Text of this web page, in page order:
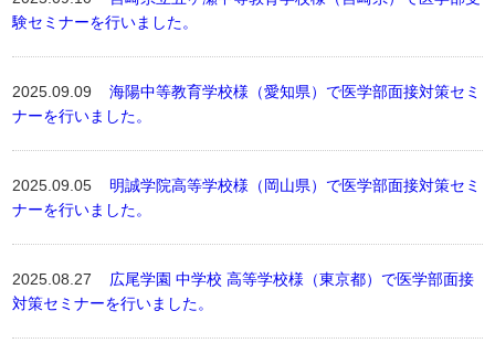
験セミナーを行いました。
2025.09.09海陽中等教育学校様（愛知県）で医学部面接対策セミ
ナーを行いました。
2025.09.05 明誠学院高等学校様（岡山県）で医学部面接対策セミ
ナーを行いました。
2025.08.27 広尾学園 中学校 高等学校様（東京都）で医学部面接
対策セミナーを行いました。